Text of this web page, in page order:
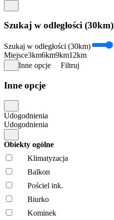
Szukaj w odległości (30km)
Szukaj w odległości (30km)
Miejsce3km6km9km12km
Inne opcje
Filtruj
Inne opcje
Udogodnienia
Udogodnienia
Obiekty ogólne
Klimatyzacja
Balkon
Pościel ink.
Biurko
Kominek